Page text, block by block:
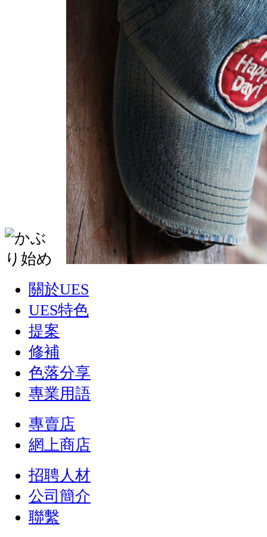
關於UES
UES特色
提案
修補
色落分享
專業用語
專賣店
網上商店
招聘人材
公司簡介
聯繫